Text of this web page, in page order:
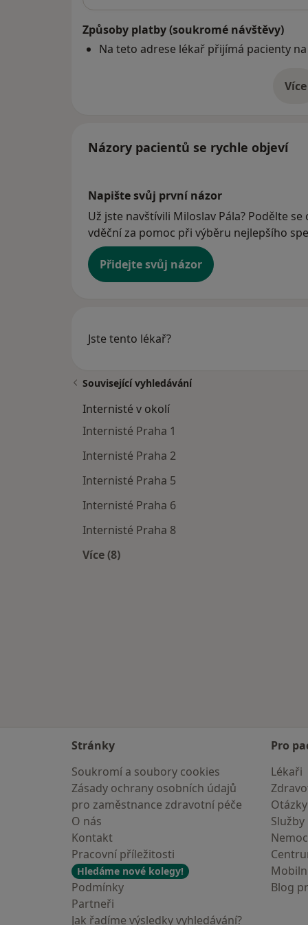
Způsoby platby (soukromé návštěvy)
Na teto adrese lékař přijímá pacienty
Více
o
Názory pacientů se rychle objeví
Napište svůj první názor
Už jste navštívili Miloslav Pála? Podělte
vděční za pomoc při výběru nejlepšího
Přidejte svůj názor
Jste tento lékař?
Související vyhledávání
Internisté v okolí
Internisté Praha 1
Internisté Praha 2
Internisté Praha 5
Internisté Praha 6
Internisté Praha 8
Více (8)
Stránky
Soukromí a soubory cookies
Zásady ochrany osobních údajů
pro zaměstnance zdravotní péče
O nás
Kontakt
Pracovní příležitosti
Hledáme nové kolegy!
Podmínky
Partneři
Jak řadíme výsledky vyhledávání?
Pro
Lékaři
Služby
Blog